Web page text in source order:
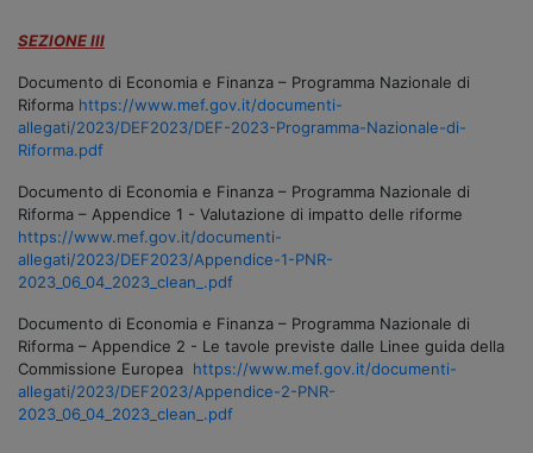
SEZIONE III
Documento di Economia e Finanza – Programma Nazionale di
Riforma https://www.mef.gov.it/documenti-
allegati/2023/DEF2023/DEF-2023-Programma-Nazionale-di-
Riforma.pdf
Documento di Economia e Finanza – Programma Nazionale di
Riforma – Appendice 1 - Valutazione di impatto delle riforme
https://www.mef.gov.it/documenti-
allegati/2023/DEF2023/Appendice-1-PNR-
2023_06_04_2023_clean_.pdf
Documento di Economia e Finanza – Programma Nazionale di
Riforma – Appendice 2 - Le tavole previste dalle Linee guida della
Commissione Europea https://www.mef.gov.it/documenti-
allegati/2023/DEF2023/Appendice-2-PNR-
2023_06_04_2023_clean_.pdf